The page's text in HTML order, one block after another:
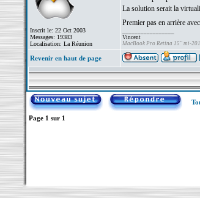
Inscrit le: 22 Oct 2003
Messages: 19383
Localisation: La Réunion
La solution serait la
Premier pas en arrière
Vincent
MacBook Pro Retina 15" mi-
Revenir en haut de page
Page 1 sur 1